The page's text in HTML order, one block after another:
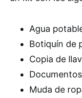
Agua
Botiquín de
Copia de
Muda de